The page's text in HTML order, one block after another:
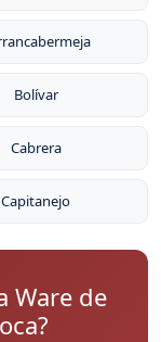
Bolívar
Cabrera
Capitanejo
Ware de